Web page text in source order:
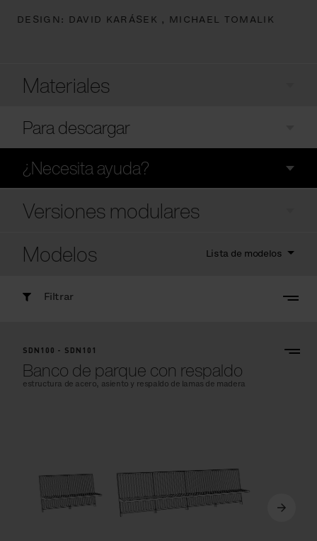
DESIGN: DAVID KARÁSEK , MICHAEL TOMALIK
Materiales
Para descargar
¿Necesita ayuda?
Versiones modulares
Modelos
Lista de modelos
Filtrar
SDN100 - SDN101
Banco de parque con respaldo
estructura de acero, asiento y respaldo de lamas de madera